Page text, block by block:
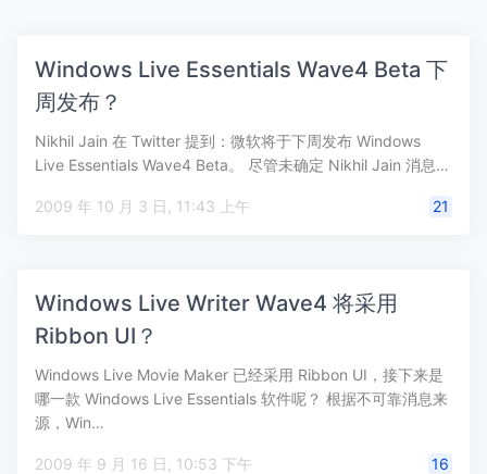
Windows Live Essentials Wave4 Beta 下
周发布？
Nikhil Jain 在 Twitter 提到：微软将于下周发布 Windows
Live Essentials Wave4 Beta。 尽管未确定 Nikhil Jain 消息…
2009 年 10 月 3 日, 11:43 上午 21
Windows Live Writer Wave4 将采用
Ribbon UI？
Windows Live Movie Maker 已经采用 Ribbon UI，接下来是
哪一款 Windows Live Essentials 软件呢？ 根据不可靠消息来
源，Win…
2009 年 9 月 16 日, 10:53 下午 16